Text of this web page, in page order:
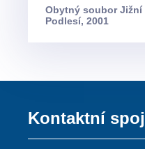
Obytný soubor Jižní Svahy -
Podlesí, 2001
Kontaktní